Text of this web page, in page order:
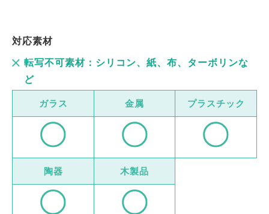
対応素材
転写不可素材：シリコン、紙、布、ターボリンな
ど
ガラス 金属 プラスチック
陶器 木製品